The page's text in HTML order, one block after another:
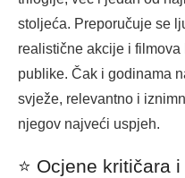
stoljeća. Preporučuje se
realistične akcije i
publike. Čak i godinama
svježe, relevantno i
njegov najveći uspjeh.
⭐ Ocjene kritičara